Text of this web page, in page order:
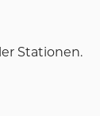
Stationen.